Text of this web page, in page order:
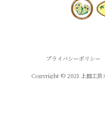
プライバシーポリシー
Copyright © 2021 上田工芸